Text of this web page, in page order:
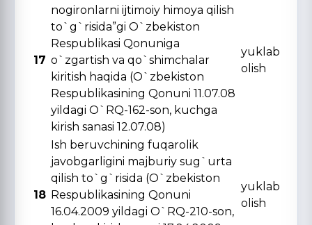
17
nogironlarni ijtimoiy himoya qilish
to`g`risida”gi O`zbekiston
Respublikasi Qonuniga
o`zgartish va qo`shimchalar
kiritish haqida (O`zbekiston
Respublikasining Qonuni 11.07.08
yildagi O`RQ-162-son, kuchga
kirish sanasi 12.07.08)
yuklab
olish
18
Ish beruvchining fuqarolik
javobgarligini majburiy sug`urta
qilish to`g`risida (O`zbekiston
Respublikasining Qonuni
16.04.2009 yildagi O`RQ-210-son,
yuklab
olish